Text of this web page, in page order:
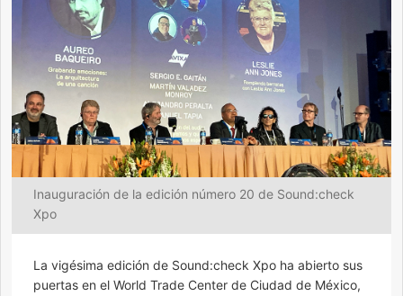
Inauguración de la edición número 20 de Sound:check
Xpo
La vigésima edición de Sound:check Xpo ha abierto sus
puertas en el World Trade Center de Ciudad de México,